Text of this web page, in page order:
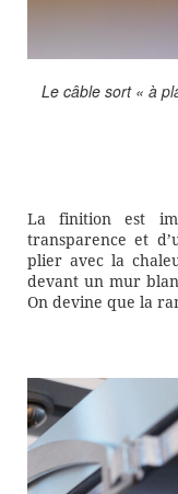
Le câble sort « à
La finition est
transparence et
plier avec la
devant un mur
On devine que la